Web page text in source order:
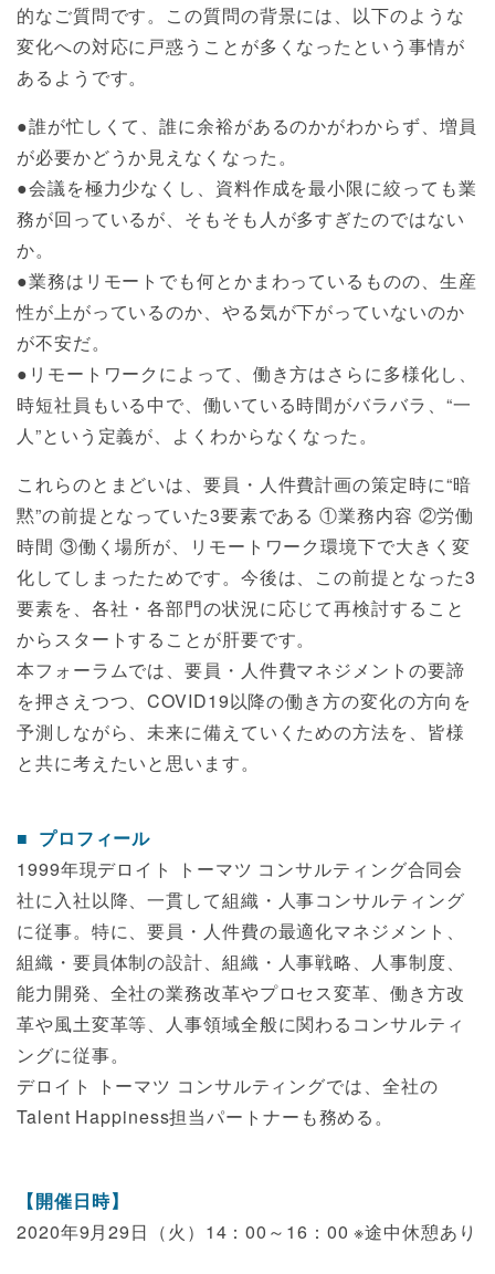
的なご質問です。この質問の背景には、以下のような
変化への対応に戸惑うことが多くなったという事情が
あるようです。
●誰が忙しくて、誰に余裕があるのかがわからず、増員
が必要かどうか見えなくなった。
●会議を極力少なくし、資料作成を最小限に絞っても業
務が回っているが、そもそも人が多すぎたのではない
か。
●業務はリモートでも何とかまわっているものの、生産
性が上がっているのか、やる気が下がっていないのか
が不安だ。
●リモートワークによって、働き方はさらに多様化し、
時短社員もいる中で、働いている時間がバラバラ、“一
人”という定義が、よくわからなくなった。
これらのとまどいは、要員・人件費計画の策定時に“暗
黙”の前提となっていた3要素である ①業務内容 ②労働
時間 ③働く場所が、リモートワーク環境下で大きく変
化してしまったためです。今後は、この前提となった3
要素を、各社・各部門の状況に応じて再検討すること
からスタートすることが肝要です。
本フォーラムでは、要員・人件費マネジメントの要諦
を押さえつつ、COVID19以降の働き方の変化の方向を
予測しながら、未来に備えていくための方法を、皆様
と共に考えたいと思います。
プロフィール
1999年現デロイト トーマツ コンサルティング合同会
社に入社以降、一貫して組織・人事コンサルティング
に従事。特に、要員・人件費の最適化マネジメント、
組織・要員体制の設計、組織・人事戦略、人事制度、
能力開発、全社の業務改革やプロセス変革、働き方改
革や風土変革等、人事領域全般に関わるコンサルティ
ングに従事。
デロイト トーマツ コンサルティングでは、全社の
Talent Happiness担当パートナーも務める。
【開催日時】
2020年9月29日（火）14：00～16：00 ※途中休憩あり